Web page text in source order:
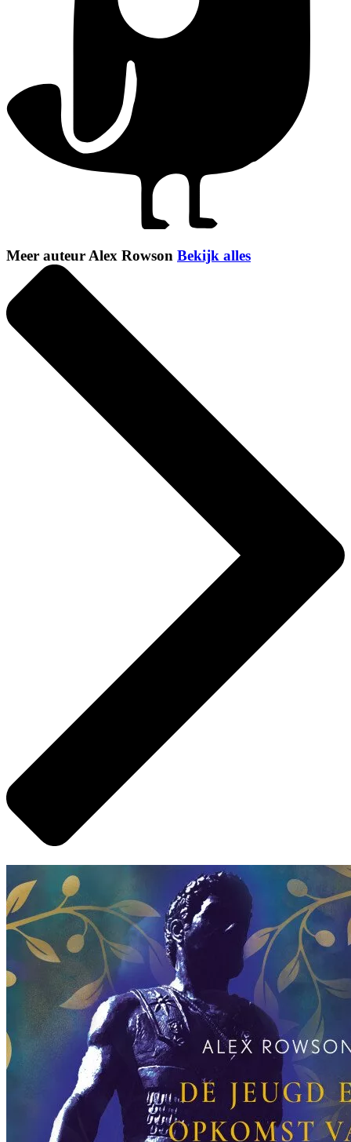
Meer auteur Alex Rowson Bekijk alles